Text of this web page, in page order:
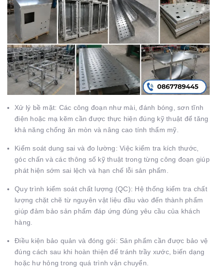
Xử lý bề mặt: Các công đoạn như mài, đánh bóng, sơn tĩnh
điện hoặc mạ kẽm cần được thực hiện đúng kỹ thuật để tăng
khả năng chống ăn mòn và nâng cao tính thẩm mỹ.
Kiểm soát dung sai và đo lường: Việc kiểm tra kích thước,
góc chấn và các thông số kỹ thuật trong từng công đoạn giúp
phát hiện sớm sai lệch và hạn chế lỗi sản phẩm.
Quy trình kiểm soát chất lượng (QC): Hệ thống kiểm tra chất
lượng chặt chẽ từ nguyên vật liệu đầu vào đến thành phẩm
giúp đảm bảo sản phẩm đáp ứng đúng yêu cầu của khách
hàng.
Điều kiện bảo quản và đóng gói: Sản phẩm cần được bảo vệ
đúng cách sau khi hoàn thiện để tránh trầy xước, biến dạng
hoặc hư hỏng trong quá trình vận chuyển.